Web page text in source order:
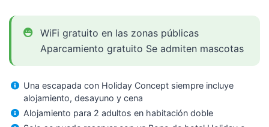
WiFi gratuito en las zonas públicas
Aparcamiento gratuito Se admiten mascotas
Una escapada con Holiday Concept siempre incluye
alojamiento, desayuno y cena
Alojamiento para 2 adultos en habitación doble